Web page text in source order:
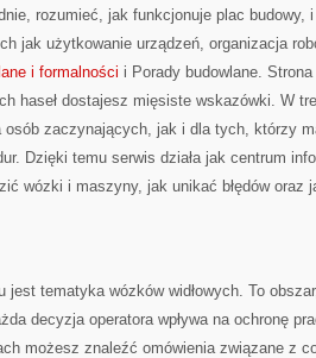
rozumieć, jak funkcjonuje plac budowy,
jak użytkowanie urządzeń, organizacja
i formalności i Porady budowlane.
haseł dostajesz mięsiste wskazówki. W
osób zaczynających, jak i dla tych, którzy
Dzięki temu serwis działa jak centrum
wózki i maszyny, jak unikać błędów oraz
jest tematyka wózków widłowych. To
decyzja operatora wpływa na ochronę
możesz znaleźć omówienia związane z